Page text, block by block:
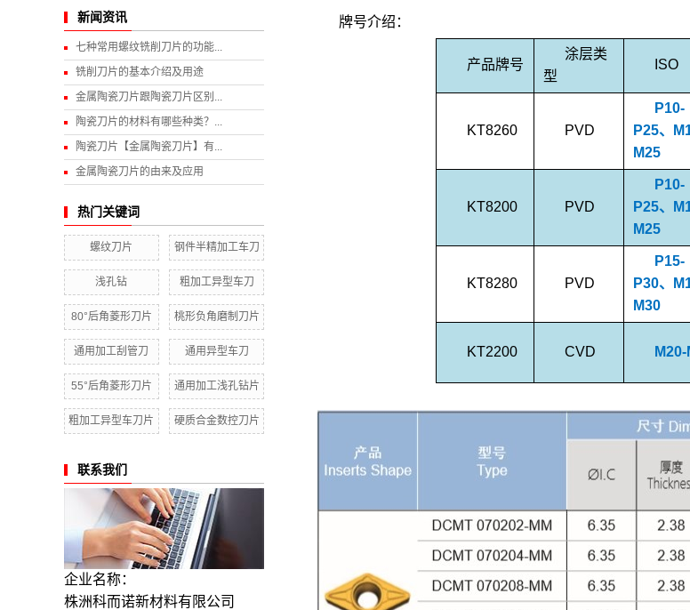
新闻资讯
七种常用螺纹铣削刀片的功能...
铣削刀片的基本介绍及用途
金属陶瓷刀片跟陶瓷刀片区别...
陶瓷刀片的材料有哪些种类？...
陶瓷刀片【金属陶瓷刀片】有...
金属陶瓷刀片的由来及应用
热门关键词
螺纹刀片 钢件半精加工车刀
浅孔钻 粗加工异型车刀
80°后角菱形刀片 桃形负角磨制刀片
通用加工刮管刀 通用异型车刀
55°后角菱形刀片 通用加工浅孔钻片
粗加工异型车刀片 硬质合金数控刀片
联系我们
企业名称：
株洲科而诺新材料有限公司
牌号介绍：
产品牌号
涂层类
型
ISO
KT8260 PVD
P10-
P25、
M25
KT8200 PVD
P10-
P25、
M25
KT8280 PVD
P15-
P30、
M30
KT2200 CVD